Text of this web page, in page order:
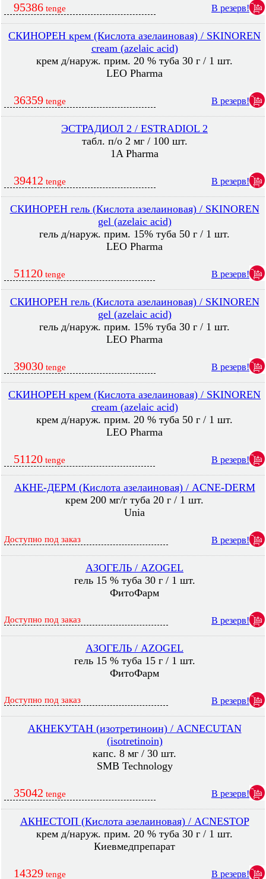
95386 tenge В резерв!
СКИНОРЕН крем (Кислота азелаиновая) / SKINOREN
cream (azelaic acid)
крем д/наруж. прим. 20 % туба 30 г / 1 шт.
LEO Pharma
36359 tenge В резерв!
ЭСТРАДИОЛ 2 / ESTRADIOL 2
табл. п/о 2 мг / 100 шт.
1A Pharma
39412 tenge В резерв!
СКИНОРЕН гель (Кислота азелаиновая) / SKINOREN
gel (azelaic acid)
гель д/наруж. прим. 15% туба 50 г / 1 шт.
LEO Pharma
51120 tenge В резерв!
СКИНОРЕН гель (Кислота азелаиновая) / SKINOREN
gel (azelaic acid)
гель д/наруж. прим. 15% туба 30 г / 1 шт.
LEO Pharma
39030 tenge В резерв!
СКИНОРЕН крем (Кислота азелаиновая) / SKINOREN
cream (azelaic acid)
крем д/наруж. прим. 20 % туба 50 г / 1 шт.
LEO Pharma
51120 tenge В резерв!
АКНЕ-ДЕРМ (Кислота азелаиновая) / ACNE-DERM
крем 200 мг/г туба 20 г / 1 шт.
Unia
Доступно под заказ В резерв!
АЗОГЕЛЬ / AZOGEL
гель 15 % туба 30 г / 1 шт.
ФитоФарм
Доступно под заказ В резерв!
АЗОГЕЛЬ / AZOGEL
гель 15 % туба 15 г / 1 шт.
ФитоФарм
Доступно под заказ В резерв!
АКНЕКУТАН (изотретиноин) / ACNECUTAN
(isotretinoin)
капс. 8 мг / 30 шт.
SMB Technology
35042 tenge В резерв!
АКНЕСТОП (Кислота азелаиновая) / ACNESTOP
крем д/наруж. прим. 20 % туба 30 г / 1 шт.
Киевмедпрепарат
14329 tenge В резерв!